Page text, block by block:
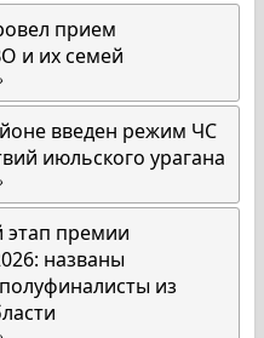
прием
и их семей
введен режим ЧС
июльского урагана
этап премии
названы
из